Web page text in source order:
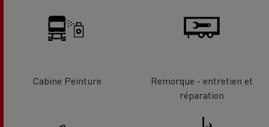
Cabine Peinture
Remorque - entretien et
réparation